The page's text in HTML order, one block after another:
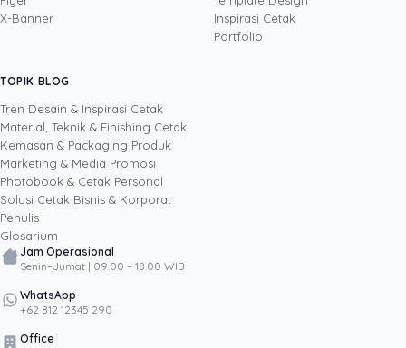
dari kartu nama, brosur, dan banner untuk
kebutuhan penjualan hingga kemasan produk
proses bisnis, ia menulis dari pengalaman
nyata di lapangan tentang bagaimana materi
cetak membantu bisnis menutup lebih banyak
transaksi dan bertumbuh secara berkelanjutan.
Popular
X-Banner
Inspirasi Cetak
Portfolio
TOPIK BLOG
Tren Desain & Inspirasi Cetak
Material, Teknik & Finishing Cetak
Kemasan & Packaging Produk
Marketing & Media Promosi
Photobook & Cetak Personal
Solusi Cetak Bisnis & Korporat
Penulis
Glosarium
Jam Operasional
Senin–Jumat | 09.00 – 18.00 WIB
WhatsApp
+62 812 12345 290
Office